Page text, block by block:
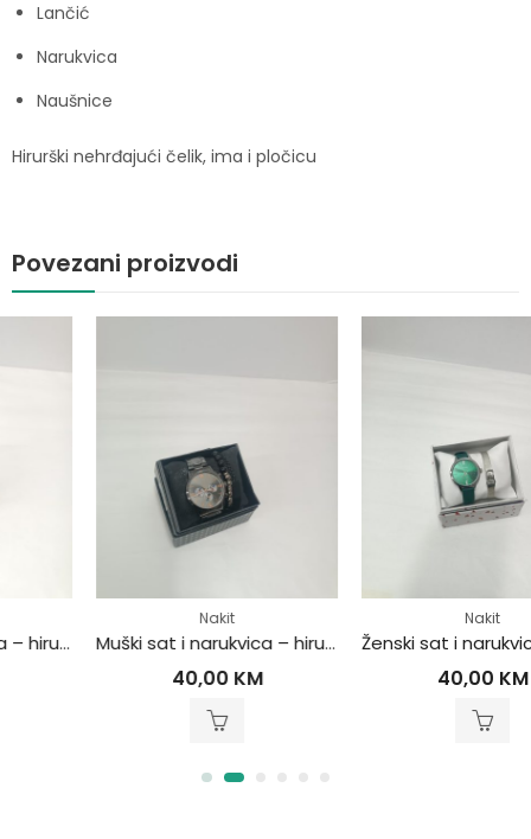
Lančić
Narukvica
Naušnice
Hirurški nehrđajući čelik, ima i pločicu
Povezani proizvodi
Muški sat i narukvica – hirurški čelik
KM
Ženski sat i narukvica – hirurški čelik
KM